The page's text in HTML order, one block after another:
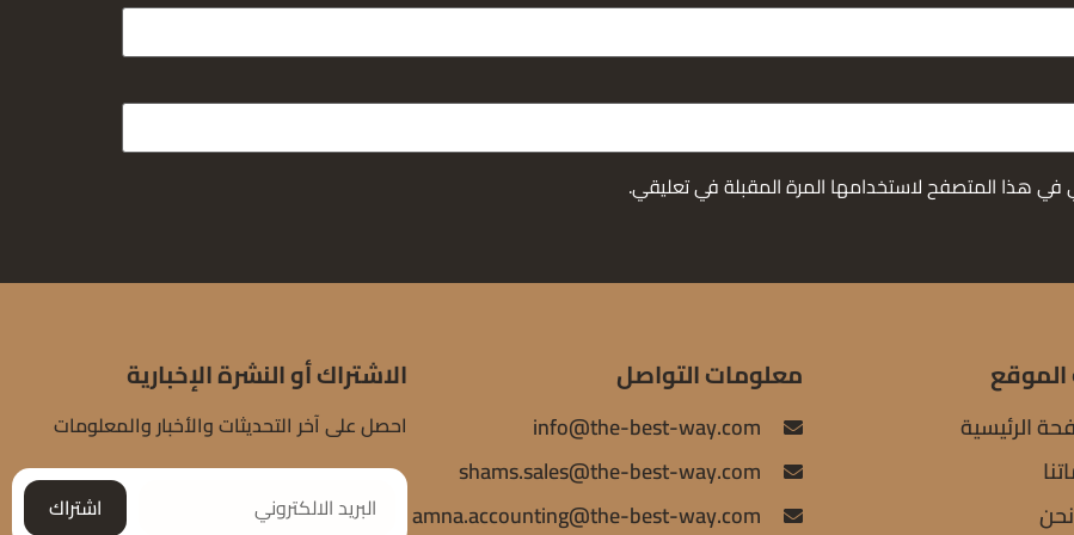
في هذا المتصفح لاستخدامها المرة المقبلة في تعليقي.
الرئيسية
معلومات التواصل
info@the-best-way.com
shams.sales@the-best-way.com
amna.accounting@the-best-way.com
الاشتراك أو النشرة الإخبارية
احصل على آخر التحديثات والأخبار والمعلومات
اشتراك